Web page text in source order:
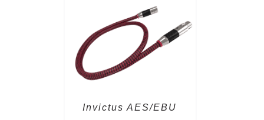
Invictus AES/EBU